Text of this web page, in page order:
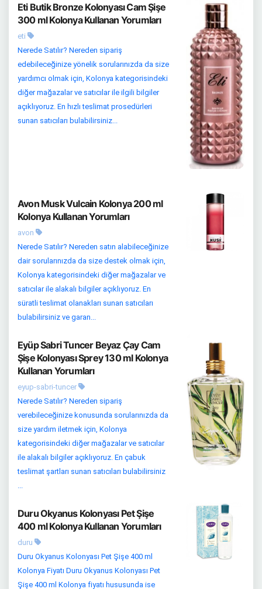
Eti Butik Bronze Kolonyası Cam Şişe
300 ml Kolonya Kullanan Yorumları
eti
Nerede Satılır? Nereden sipariş
edebileceğinize yönelik sorularınızda da size
yardımcı olmak için, Kolonya kategorisindeki
diğer mağazalar ve satıcılar ile ilgili bilgiler
açıklıyoruz. En hızlı teslimat prosedürleri
sunan satıcıları bulabilirsiniz...
Avon Musk Vulcain Kolonya 200 ml
Kolonya Kullanan Yorumları
avon
Nerede Satılır? Nereden satın alabileceğinize
dair sorularınızda da size destek olmak için,
Kolonya kategorisindeki diğer mağazalar ve
satıcılar ile alakalı bilgiler açıklıyoruz. En
süratli teslimat olanakları sunan satıcıları
bulabilirsiniz ve garan...
Eyüp Sabri Tuncer Beyaz Çay Cam
Şişe Kolonyası Sprey 130 ml Kolonya
Kullanan Yorumları
eyup-sabri-tuncer
Nerede Satılır? Nereden sipariş
verebileceğinize konusunda sorularınızda da
size yardım iletmek için, Kolonya
kategorisindeki diğer mağazalar ve satıcılar
ile alakalı bilgiler açıklıyoruz. En çabuk
teslimat şartları sunan satıcıları bulabilirsiniz
...
Duru Okyanus Kolonyası Pet Şişe
400 ml Kolonya Kullanan Yorumları
duru
Duru Okyanus Kolonyası Pet Şişe 400 ml
Kolonya Fiyatı Duru Okyanus Kolonyası Pet
Şişe 400 ml Kolonya fiyatı hususunda ise